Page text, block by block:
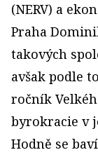
(NERV) a
Praha
takových
avšak podle
ročník
byrokracie v
Hodně se